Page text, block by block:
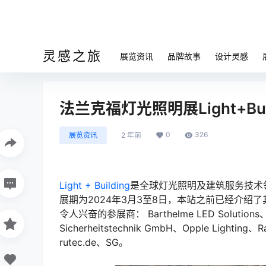
灵感之旅 展览资讯 品牌故事 设计灵感
法兰克福灯光照明展
展览资讯 2 年前 0 326
Light + Building是全球灯光照明及建筑服务技
展期为2024年3月3至8日，本站之前已经介绍
令人兴奋的参展商： Barthelme LED
Sicherheitstechnik GmbH、Opple Lighting、
rutec.de、SG。